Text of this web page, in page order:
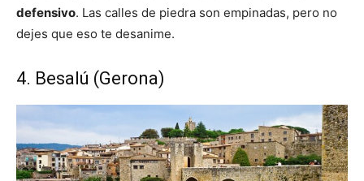
defensivo. Las calles de piedra son empinadas, pero no
dejes que eso te desanime.
4. Besalú (Gerona)